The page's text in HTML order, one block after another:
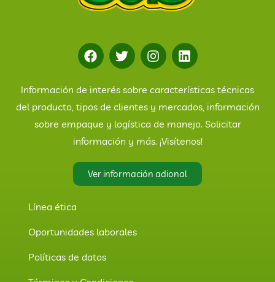
Información de interés sobre características técnicas
del producto, tipos de clientes y mercados, información
sobre empaque y logística de manejo. Solicitar
información y más. ¡Visítenos!
Ver información adional
Línea ética
Oportunidades laborales
Políticas de datos